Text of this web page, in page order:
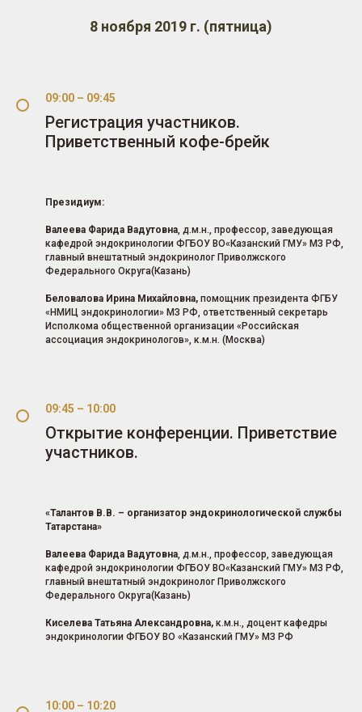
8 ноября 2019 г. (пятница)
09:00 – 09:45
Регистрация участников.
Приветственный кофе-брейк
Президиум:
Валеева Фарида Вадутовна , д.м.н., профессор, заведующая
кафедрой эндокринологии ФГБОУ ВО«Казанский ГМУ» МЗ РФ,
главный внештатный эндокринолог Приволжского
Федерального Округа(Казань)
Беловалова Ирина Михайловна, помощник президента ФГБУ
«НМИЦ эндокринологии» МЗ РФ, ответственный секретарь
Исполкома общественной организации «Российская
ассоциация эндокринологов», к.м.н. (Москва)
09:45 – 10:00
Открытие конференции. Приветствие
участников.
«Талантов В.В. – организатор эндокринологической службы
Татарстана»
Валеева Фарида Вадутовна , д.м.н., профессор, заведующая
кафедрой эндокринологии ФГБОУ ВО«Казанский ГМУ» МЗ РФ,
главный внештатный эндокринолог Приволжского
Федерального Округа(Казань)
Киселева Татьяна Александровна, к.м.н., доцент кафедры
эндокринологии ФГБОУ ВО «Казанский ГМУ» МЗ РФ
10:00 – 10:20